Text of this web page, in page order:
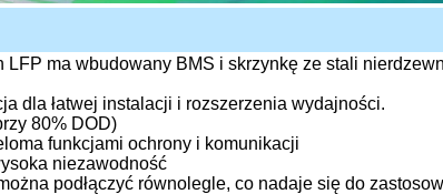
LFP ma wbudowany BMS i skrzynkę ze stali
dla łatwej instalacji i rozszerzenia wydajności.
80% DOD)
funkcjami ochrony i komunikacji
niezawodność
podłączyć równolegle, co nadaje się do